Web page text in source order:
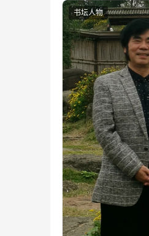
书坛人物